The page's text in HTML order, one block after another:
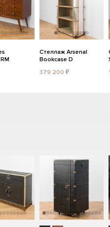
Стеллаж Arsenal
Bookcase D
379 200 ₽